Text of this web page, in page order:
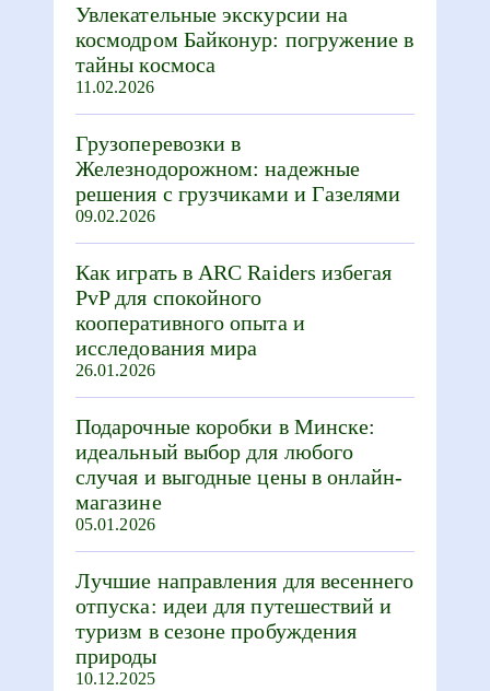
Увлекательные экскурсии на
космодром Байконур: погружение в
тайны космоса
11.02.2026
Грузоперевозки в
Железнодорожном: надежные
решения с грузчиками и Газелями
09.02.2026
Как играть в ARC Raiders избегая
PvP для спокойного
кооперативного опыта и
исследования мира
26.01.2026
Подарочные коробки в Минске:
идеальный выбор для любого
случая и выгодные цены в онлайн-
магазине
05.01.2026
Лучшие направления для весеннего
отпуска: идеи для путешествий и
туризм в сезоне пробуждения
природы
10.12.2025